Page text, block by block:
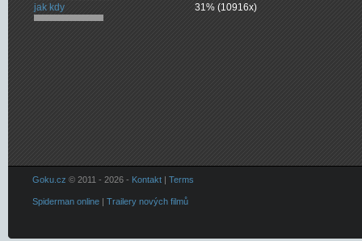
jak kdy
31% (10916x)
Goku.cz © 2011 - 2026 - Kontakt | Terms
Spiderman online | Trailery nových filmů